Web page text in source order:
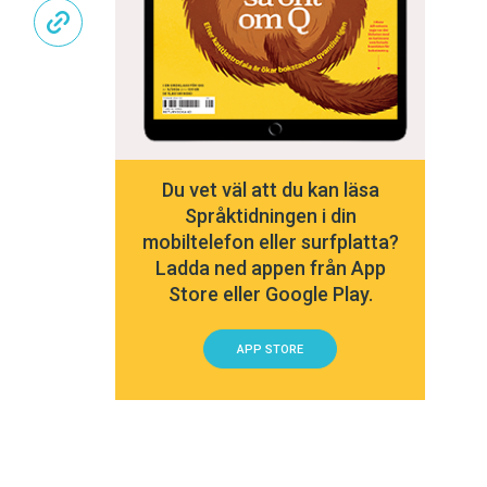
Du vet väl att du kan läsa
Språktidningen i din
mobiltelefon eller surfplatta?
Ladda ned appen från App
Store eller Google Play.
APP STORE